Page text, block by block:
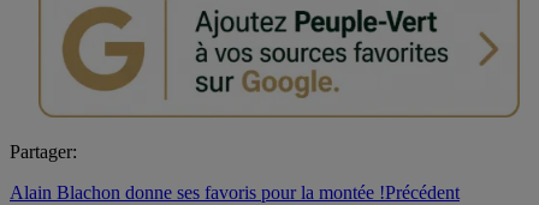
Partager:
Alain Blachon donne ses favoris pour la montée !Précédent